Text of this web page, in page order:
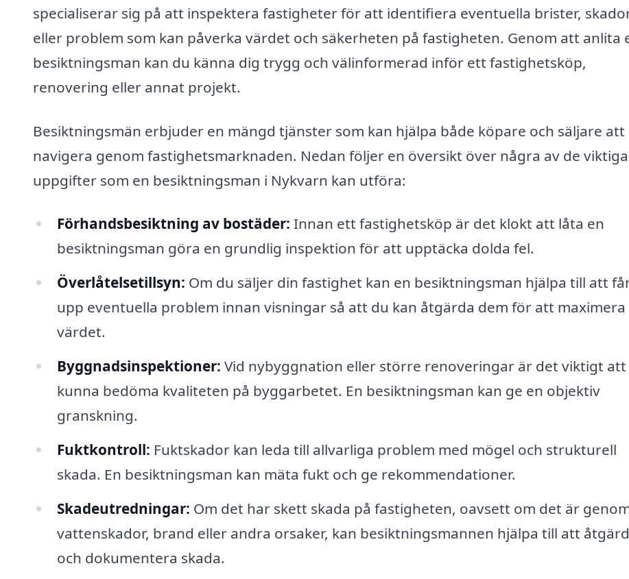
specialiserar sig på att inspektera fastigheter för att identifiera eventuella brister,
eller problem som kan påverka värdet och säkerheten på fastigheten. Genom att anlita
besiktningsman kan du känna dig trygg och välinformerad inför ett fastighetsköp,
renovering eller annat projekt.
Besiktningsmän erbjuder en mängd tjänster som kan hjälpa både köpare och säljare att
navigera genom fastighetsmarknaden. Nedan följer en översikt över några av de
uppgifter som en besiktningsman i Nykvarn kan utföra:
Förhandsbesiktning av bostäder: Innan ett fastighetsköp är det klokt att låta en
besiktningsman göra en grundlig inspektion för att upptäcka dolda fel.
Överlåtelsetillsyn: Om du säljer din fastighet kan en besiktningsman hjälpa till att
upp eventuella problem innan visningar så att du kan åtgärda dem för att maximera
värdet.
Byggnadsinspektioner: Vid nybyggnation eller större renoveringar är det viktigt att
kunna bedöma kvaliteten på byggarbetet. En besiktningsman kan ge en objektiv
granskning.
Fuktkontroll: Fuktskador kan leda till allvarliga problem med mögel och strukturell
skada. En besiktningsman kan mäta fukt och ge rekommendationer.
Skadeutredningar: Om det har skett skada på fastigheten, oavsett om det är
vattenskador, brand eller andra orsaker, kan besiktningsmannen hjälpa till att
och dokumentera skada.